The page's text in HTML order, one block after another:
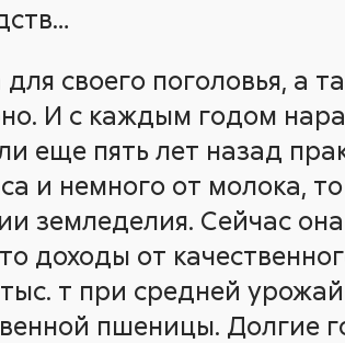
своего поголовья, а
И с каждым годом
еще пять лет назад
и немного от молока,
земледелия. Сейчас она
доходы от
т при средней
пшеницы. Долгие